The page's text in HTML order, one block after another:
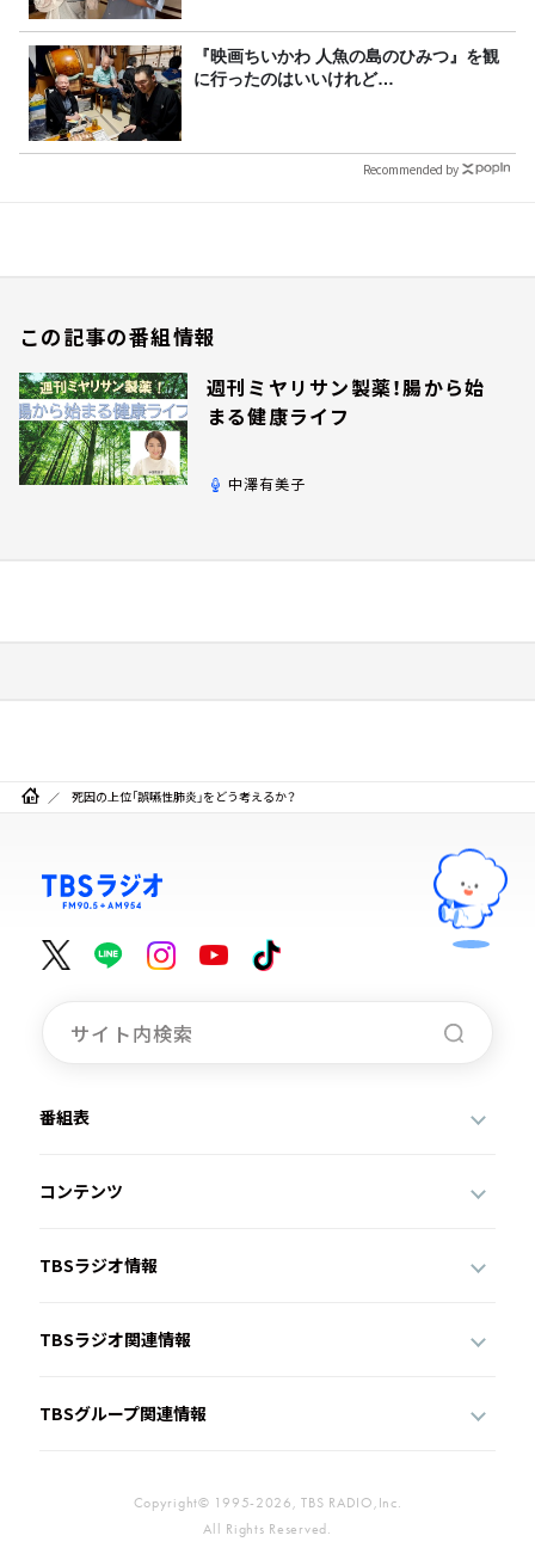
『映画ちいかわ 人魚の島のひみつ』を観
に行ったのはいいけれど…
Recommended by
この記事の番組情報
週刊ミヤリサン製薬！腸から始
まる健康ライフ
中澤有美子
死因の上位「誤嚥性肺炎」をどう考えるか？
番組表
コンテンツ
TBSラジオ情報
TBSラジオ関連情報
TBSグループ関連情報
Copyright© 1995-2026, TBS RADIO,Inc.
All Rights Reserved.